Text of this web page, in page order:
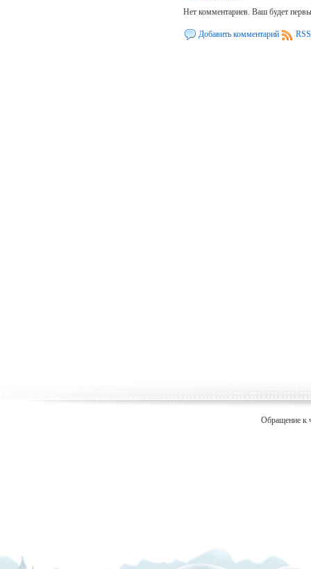
Нет комментариев. Ваш будет
Добавить комментарий
Обращение к